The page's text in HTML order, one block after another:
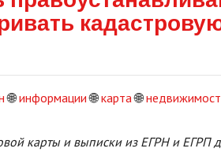
🌐информации🌐карта🌐
карты и выписки из ЕГРН и ЕГРП